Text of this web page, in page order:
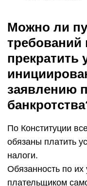
Можно ли
требований
прекратить
заявлению
По Конституции
обязаны платить
налоги.
Обязанность по их
плательщиком